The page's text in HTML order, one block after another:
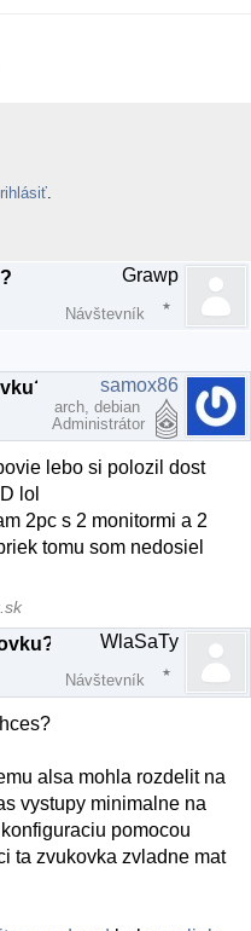
Grawp
Návštevník
samox86
arch, debian
Administrátor
lebo si polozil dost
lol
2pc s 2 monitormi a 2
tomu som nedosiel
WlaSaTy
Návštevník
alsa mohla rozdelit na
vystupy minimalne na
pomocou
ta zvukovka zvladne mat